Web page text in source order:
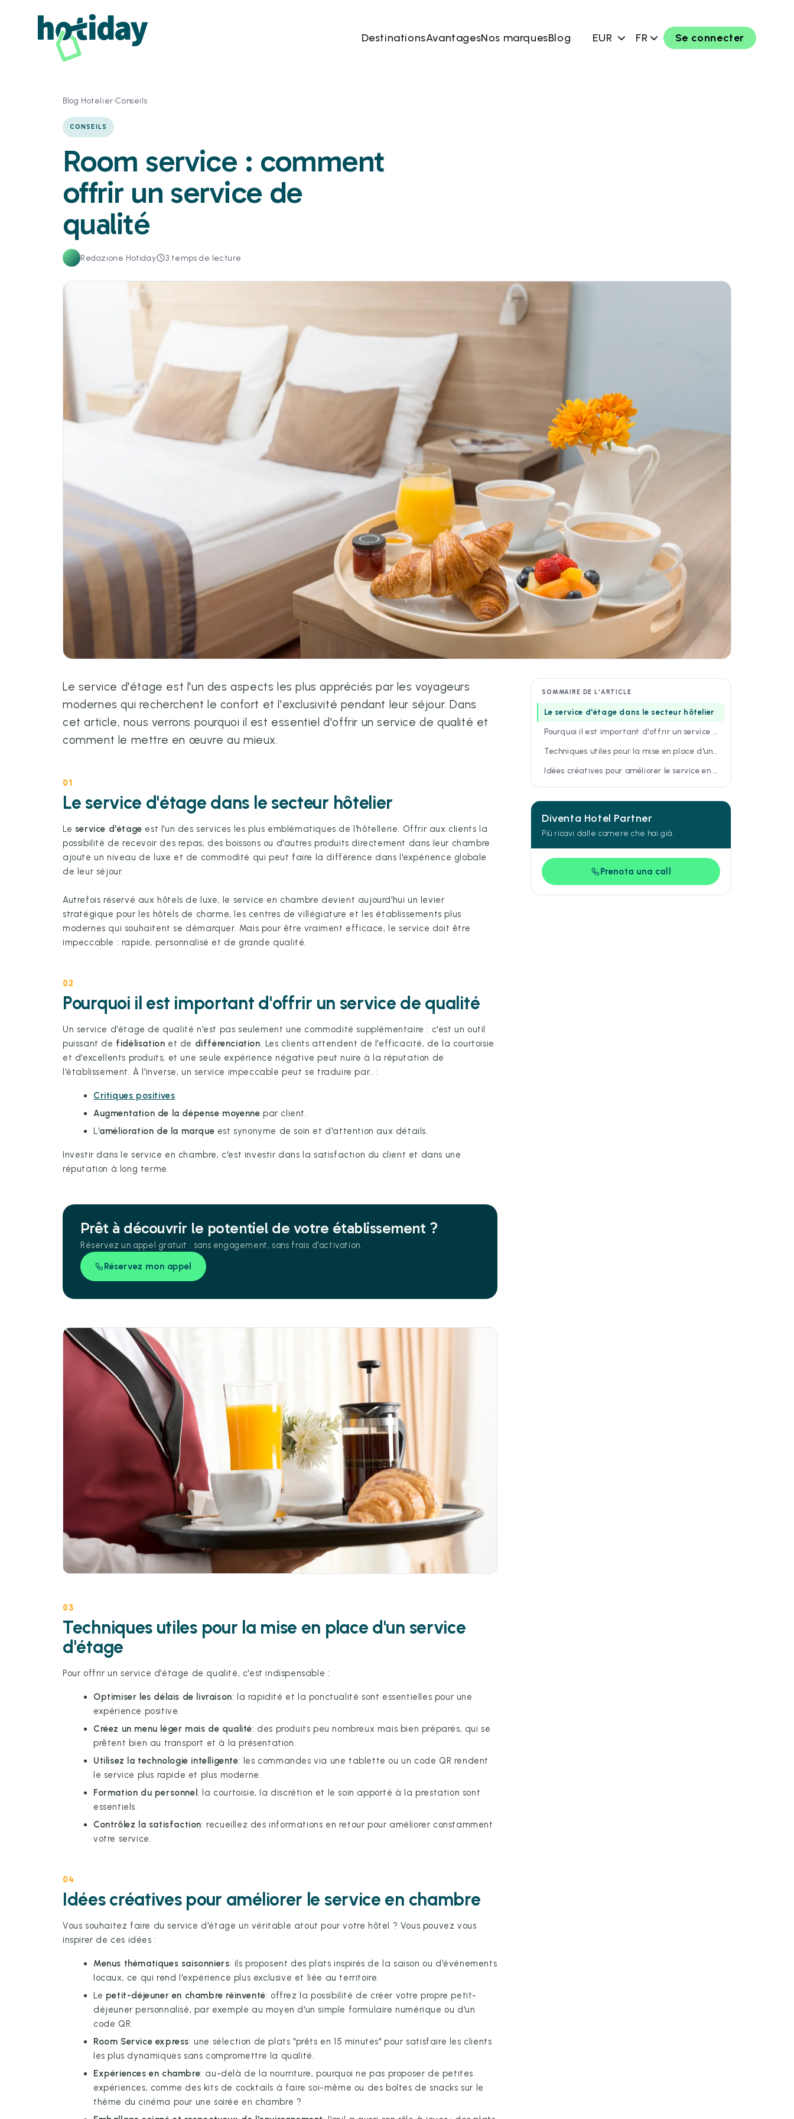
DestinationsAvantagesNos marquesBlog EUR FR Se connecter
Blog Hotelier›Conseils
CONSEILS
Room service : comment
offrir un service de
qualité
Redazione Hotiday 3 temps de lecture
Le service d'étage est l'un des aspects les plus appréciés par les voyageurs
modernes qui recherchent le confort et l'exclusivité pendant leur séjour. Dans
cet article, nous verrons pourquoi il est essentiel d'offrir un service de qualité et
comment le mettre en œuvre au mieux.
01
Le service d'étage dans le secteur hôtelier
Le service d'étage est l'un des services les plus emblématiques de l'hôtellerie. Offrir aux clients la
possibilité de recevoir des repas, des boissons ou d'autres produits directement dans leur chambre
ajoute un niveau de luxe et de commodité qui peut faire la différence dans l'expérience globale
de leur séjour.
Autrefois réservé aux hôtels de luxe, le service en chambre devient aujourd'hui un levier
stratégique pour les hôtels de charme, les centres de villégiature et les établissements plus
modernes qui souhaitent se démarquer. Mais pour être vraiment efficace, le service doit être
impeccable : rapide, personnalisé et de grande qualité.
02
Pourquoi il est important d'offrir un service de qualité
Un service d'étage de qualité n'est pas seulement une commodité supplémentaire : c'est un outil
puissant de fidélisation et de différenciation. Les clients attendent de l'efficacité, de la courtoisie
et d'excellents produits, et une seule expérience négative peut nuire à la réputation de
l'établissement. À l'inverse, un service impeccable peut se traduire par.. :
Critiques positives
Augmentation de la dépense moyenne par client.
L'amélioration de la marque est synonyme de soin et d'attention aux détails.
Investir dans le service en chambre, c'est investir dans la satisfaction du client et dans une
réputation à long terme.
Prêt à découvrir le potentiel de votre établissement ?
Réservez un appel gratuit : sans engagement, sans frais d'activation.
Réservez mon appel
03
Techniques utiles pour la mise en place d'un service
d'étage
Pour offrir un service d'étage de qualité, c'est indispensable :
Optimiser les délais de livraison: la rapidité et la ponctualité sont essentielles pour une
expérience positive.
Créez un menu léger mais de qualité: des produits peu nombreux mais bien préparés, qui se
prêtent bien au transport et à la présentation.
Utilisez la technologie intelligente: les commandes via une tablette ou un code QR rendent
le service plus rapide et plus moderne.
Formation du personnel: la courtoisie, la discrétion et le soin apporté à la prestation sont
essentiels.
Contrôlez la satisfaction: recueillez des informations en retour pour améliorer constamment
votre service.
04
Idées créatives pour améliorer le service en chambre
Vous souhaitez faire du service d'étage un véritable atout pour votre hôtel ? Vous pouvez vous
inspirer de ces idées :
Menus thématiques saisonniers: ils proposent des plats inspirés de la saison ou d'événements
locaux, ce qui rend l'expérience plus exclusive et liée au territoire.
Le petit-déjeuner en chambre réinventé: offrez la possibilité de créer votre propre petit-
déjeuner personnalisé, par exemple au moyen d'un simple formulaire numérique ou d'un
code QR.
Room Service express: une sélection de plats "prêts en 15 minutes" pour satisfaire les clients
les plus dynamiques sans compromettre la qualité.
Expériences en chambre: au-delà de la nourriture, pourquoi ne pas proposer de petites
expériences, comme des kits de cocktails à faire soi-même ou des boîtes de snacks sur le
thème du cinéma pour une soirée en chambre ?
SOMMAIRE DE L'ARTICLE
Le service d'étage dans le secteur hôtelier
Pourquoi il est important d'offrir un service de qualité
Techniques utiles pour la mise en place d'un service d'étage
Idées créatives pour améliorer le service en chambre
Diventa Hotel Partner
Più ricavi dalle camere che hai già.
Prenota una call